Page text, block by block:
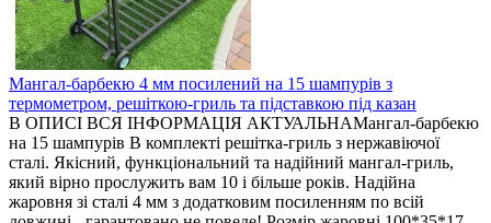
Мангал-барбекю 4 мм посилений на 15 шампурів з
термометром, решіткою-гриль та підставкою під казан
В ОПИСІ ВСЯ ІНФОРМАЦІЯ АКТУАЛЬНАМангал-барбекю
на 15 шампурів В комплекті решітка-гриль з нержавіючої
сталі. Якісний, функціональний та надійний мангал-гриль,
який вірно прослужить вам 10 і більше років. Надійна
жаровня зі сталі 4 мм з додатковим посиленням по всій